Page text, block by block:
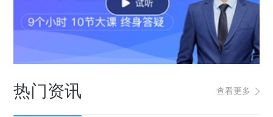
热门资讯 查看更多